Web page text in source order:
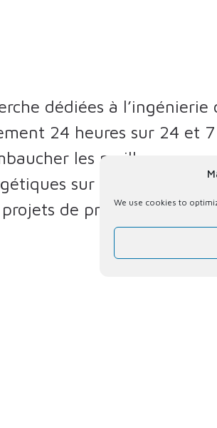
We use cookies to
dédiées à
24 heures sur 24 et
les meilleurs
sur terre et sur
de production